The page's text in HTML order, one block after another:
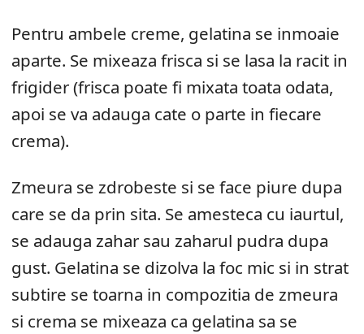
Pentru ambele creme, gelatina se inmoaie
aparte. Se mixeaza frisca si se lasa la racit in
frigider (frisca poate fi mixata toata odata,
apoi se va adauga cate o parte in fiecare
crema).
Zmeura se zdrobeste si se face piure dupa
care se da prin sita. Se amesteca cu iaurtul,
se adauga zahar sau zaharul pudra dupa
gust. Gelatina se dizolva la foc mic si in strat
subtire se toarna in compozitia de zmeura
si crema se mixeaza ca gelatina sa se